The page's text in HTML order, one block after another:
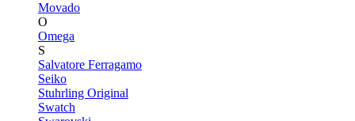
Movado
O
Omega
S
Salvatore Ferragamo
Seiko
Stuhrling Original
Swatch